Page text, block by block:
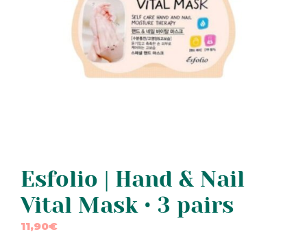
Esfolio | Hand & Nail
Vital Mask • 3 pairs
11,90€